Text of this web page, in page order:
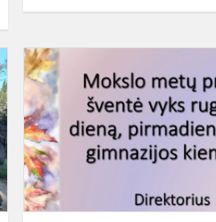
Ateitininkų
žygis
į
Žaliąją
girią